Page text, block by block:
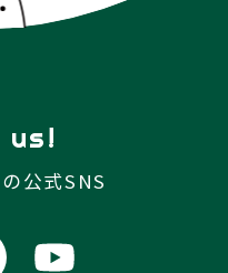
us!
公式SNS